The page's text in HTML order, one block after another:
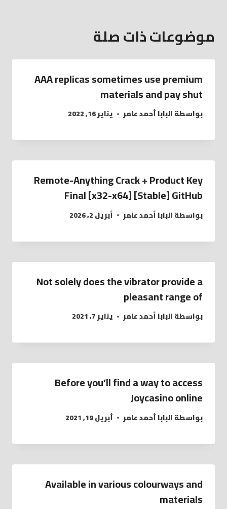
موضوعات ذات صلة
AAA replicas sometimes use premium
materials and pay shut
بواسطةالبابا أحمد عامر يناير 16, 2022
Remote-Anything Crack + Product Key
Final [x32-x64] [Stable] GitHub
بواسطةالبابا أحمد عامر أبريل 2, 2026
Not solely does the vibrator provide a
pleasant range of
بواسطةالبابا أحمد عامر يناير 7, 2021
Before you’ll find a way to access
Joycasino online
بواسطةالبابا أحمد عامر أبريل 19, 2021
Available in various colourways and
materials